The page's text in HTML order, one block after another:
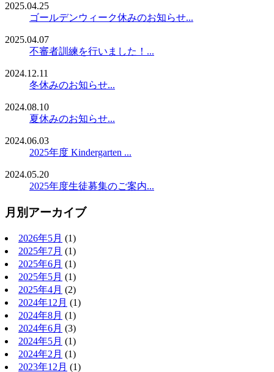
2025.04.25
ゴールデンウィーク休みのお知らせ...
2025.04.07
不審者訓練を行いました！...
2024.12.11
冬休みのお知らせ...
2024.08.10
夏休みのお知らせ...
2024.06.03
2025年度 Kindergarten ...
2024.05.20
2025年度生徒募集のご案内...
月別アーカイブ
2026年5月 (1)
2025年7月 (1)
2025年6月 (1)
2025年5月 (1)
2025年4月 (2)
2024年12月 (1)
2024年8月 (1)
2024年6月 (3)
2024年5月 (1)
2024年2月 (1)
2023年12月 (1)